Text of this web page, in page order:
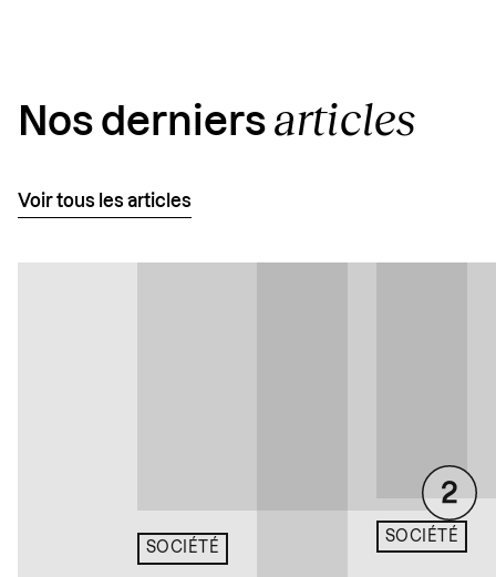
Nos derniers articles
Voir tous les articles
SOCIÉTÉ
SOCIÉTÉ